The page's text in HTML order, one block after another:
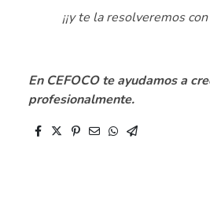
¡¡y te la resolveremos
En CEFOCO te ayudamos a
profesionalmente.